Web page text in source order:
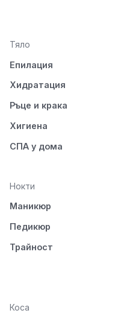
Тяло
Епилация
Хидратация
Ръце и крака
Хигиена
СПА у дома
Нокти
Маникюр
Педикюр
Трайност
Коса